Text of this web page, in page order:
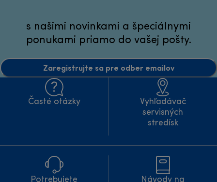
s našimi novinkami a špeciálnymi
ponukami priamo do vašej pošty.
Zaregistrujte sa pre odber emailov
Časté otázky
Vyhľadávač
servisných
stredísk
Potrebujete
Návody na